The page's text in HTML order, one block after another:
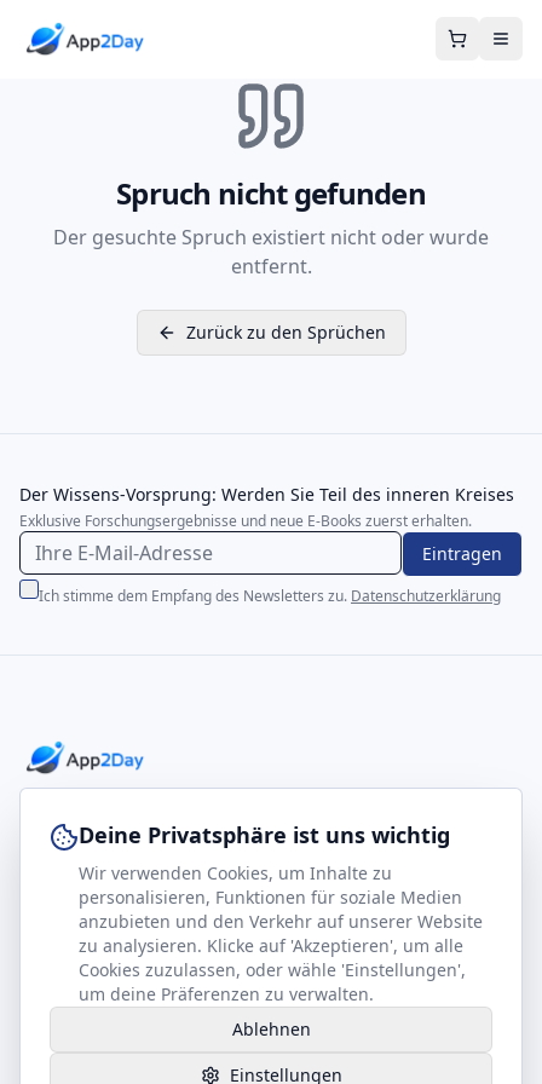
Spruch nicht gefunden
Der gesuchte Spruch existiert nicht oder wurde
entfernt.
Zurück zu den Sprüchen
Der Wissens-Vorsprung: Werden Sie Teil des inneren Kreises
Exklusive Forschungsergebnisse und neue E-Books zuerst erhalten.
Eintragen
Ich stimme dem Empfang des Newsletters zu. Datenschutzerklärung
footer.company
Kontakt
Partner werden
Gesundheits-Kompass
Rechtliches
Impressum
Datenschutz
AGB
Deine Privatsphäre ist uns wichtig
Wir verwenden Cookies, um Inhalte zu
personalisieren, Funktionen für soziale Medien
anzubieten und den Verkehr auf unserer Website
zu analysieren. Klicke auf 'Akzeptieren', um alle
Cookies zuzulassen, oder wähle 'Einstellungen',
um deine Präferenzen zu verwalten.
Ablehnen
Einstellungen
Hilfe benötigt?